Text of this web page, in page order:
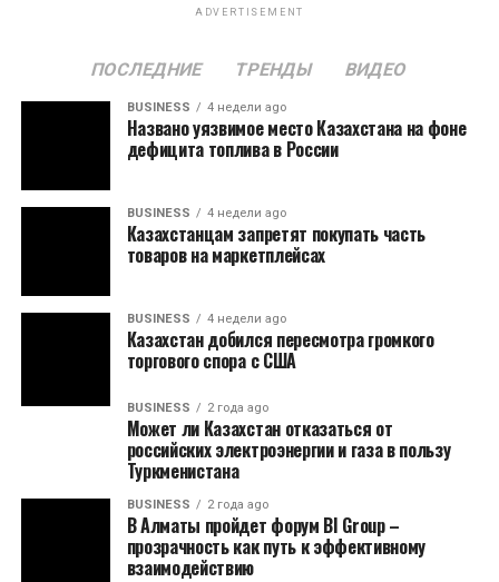
ADVERTISEMENT
ПОСЛЕДНИЕ ТРЕНДЫ ВИДЕО
BUSINESS 4 недели ago
Названо уязвимое место Казахстана на фоне
дефицита топлива в России
BUSINESS 4 недели ago
Казахстанцам запретят покупать часть
товаров на маркетплейсах
BUSINESS 4 недели ago
Казахстан добился пересмотра громкого
торгового спора с США
BUSINESS 2 года ago
Может ли Казахстан отказаться от
российских электроэнергии и газа в пользу
Туркменистана
BUSINESS 2 года ago
В Алматы пройдет форум BI Group –
прозрачность как путь к эффективному
взаимодействию